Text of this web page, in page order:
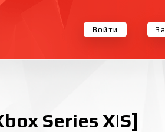
Войти
Series X|S]